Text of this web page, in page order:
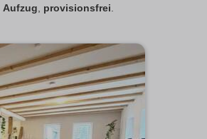
Aufzug, provisionsfrei.